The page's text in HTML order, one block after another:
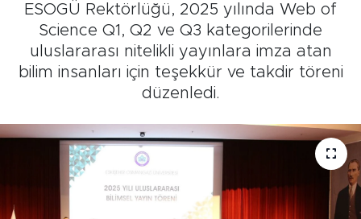
ESOGÜ Rektörlüğü, 2025 yılında Web of
Science Q1, Q2 ve Q3 kategorilerinde
uluslararası nitelikli yayınlara imza atan
bilim insanları için teşekkür ve takdir töreni
düzenledi.